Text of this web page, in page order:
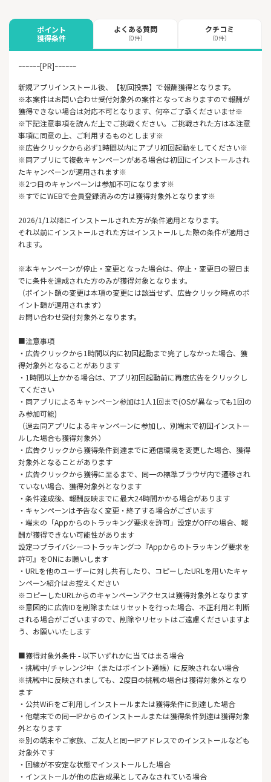
ポイント
獲得条件
よくある質問
（0件）
クチコミ
（0件）
ｰｰｰｰｰｰ[PR]ｰｰｰｰｰｰ
新規アプリインストール後、【初回投票】で報酬獲得となります。
※本案件はお問い合わせ受付対象外の案件となっておりますので報酬が
獲得できない場合は対応不可となります、何卒ご了承くださいませ※
※下記注意事項を読んだ上でご挑戦ください。ご挑戦された方は本注意
事項に同意の上、ご利用するものとします※
※広告クリックから必ず1時間以内にアプリ初回起動をしてください※
※同アプリにて複数キャンペーンがある場合は初回にインストールされ
たキャンペーンが適用されます※
※2つ目のキャンペーンは参加不可になります※
※すでにWEBで会員登録済みの方は獲得対象外となります※
2026/1/1以降にインストールされた方が条件適用となります。
それ以前にインストールされた方はインストールした際の条件が適用さ
れます。
※本キャンペーンが停止・変更となった場合は、停止・変更日の翌日ま
でに条件を達成された方のみが獲得対象となります。
（ポイント額の変更は本項の変更には該当せず、広告クリック時点のポ
イント額が適用されます）
お問い合わせ受付対象外となります。
■注意事項
・広告クリックから1時間以内に初回起動まで完了しなかった場合、獲
得対象外となることがあります
・1時間以上かかる場合は、アプリ初回起動前に再度広告をクリックし
てください
・同アプリによるキャンペーン参加は1人1回まで(OSが異なっても1回の
み参加可能)
（過去同アプリによるキャンペーンに参加し、別端末で初回インストー
ルした場合も獲得対象外）
・広告クリックから獲得条件到達までに通信環境を変更した場合、獲得
対象外となることがあります
・広告クリックから獲得に至るまで、同一の標準ブラウザ内で遷移され
ていない場合、獲得対象外となります
・条件達成後、報酬反映までに最大24時間かかる場合があります
・キャンペーンは予告なく変更・終了する場合がございます
・端末の「Appからのトラッキング要求を許可」設定がOFFの場合、報
酬が獲得できない可能性があります
設定⇒プライバシー⇒トラッキング⇒『Appからのトラッキング要求を
許可』をONにお願いします
・URLを他のユーザーに対し共有したり、コピーしたURLを用いたキャ
ンペーン紹介はお控えください
※コピーしたURLからのキャンペーンアクセスは獲得対象外となります
※意図的に広告IDを削除またはリセットを行った場合、不正利用と判断
される場合がございますので、削除やリセットはご遠慮くださいますよ
う、お願いいたします
■獲得対象外条件 - 以下いずれかに当てはまる場合
・挑戦中/チャレンジ中（またはポイント通帳）に反映されない場合
※挑戦中に反映されましても、2度目の挑戦の場合は獲得対象外となり
ます
・公共WiFiをご利用しインストールまたは獲得条件に到達した場合
・他端末での同一IPからのインストールまたは獲得条件到達は獲得対象
外となります
※別の端末やご家族、ご友人と同一IPアドレスでのインストールなども
対象外です
・回線が不安定な状態でインストールした場合
・インストールが他の広告成果としてみなされている場合